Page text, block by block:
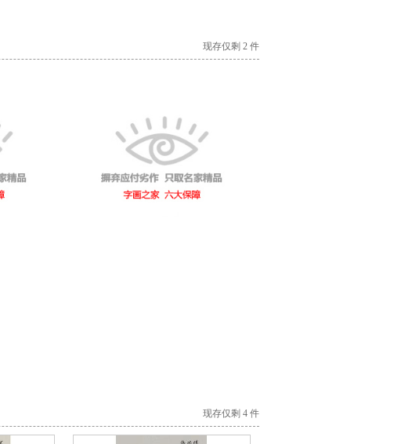
现存仅剩 2 件
现存仅剩 4 件